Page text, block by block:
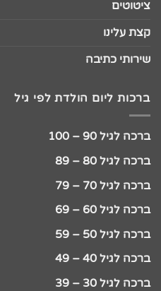
ציטוטים
קצת עלינו
שירותי כתיבה
ברכות ליום הולדת לפי גיל
ברכה לגיל 90 – 100
ברכה לגיל 80 – 89
ברכה לגיל 70 – 79
ברכה לגיל 60 – 69
ברכה לגיל 50 – 59
ברכה לגיל 40 – 49
ברכה לגיל 30 – 39